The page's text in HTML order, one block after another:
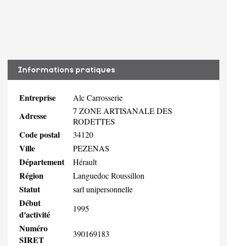
Informations pratiques
Entreprise Alc Carrosserie
Adresse
7 ZONE ARTISANALE DES
RODETTES
Code postal 34120
Ville PEZENAS
Département Hérault
Région Languedoc Roussillon
Statut sarl unipersonnelle
Début
d'activité
1995
Numéro
SIRET
390169183